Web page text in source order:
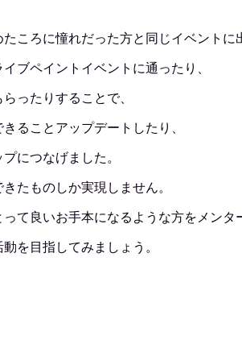
ころに憧れだった方と同じイベントに
ブペイントイベントに通ったり、
ったりすることで、
ることアップデートしたり、
につなげました。
たものしか実現しません。
て良いお手本になるような方をメンタ
を目指してみましょう。